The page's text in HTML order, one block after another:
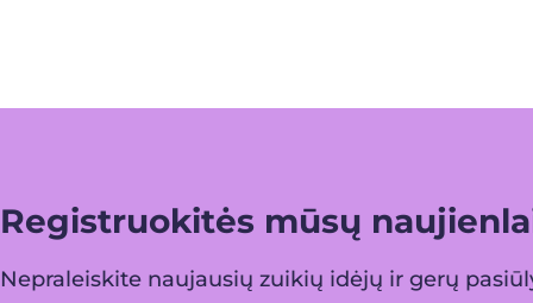
Registruokitės mūsų
Nepraleiskite naujausių zuikių idėjų ir gerų